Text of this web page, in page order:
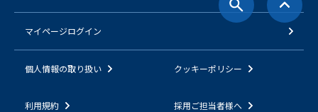
マイページログイン
個人情報の取り扱い クッキーポリシー
利用規約 採用ご担当者様へ